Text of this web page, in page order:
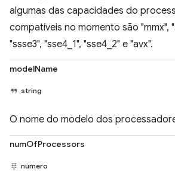
algumas das capacidades do
compatíveis no momento são "mmx",
"ssse3", "sse4_1", "sse4_2" e "avx".
modelName
string
O nome do modelo dos
numOfProcessors
número